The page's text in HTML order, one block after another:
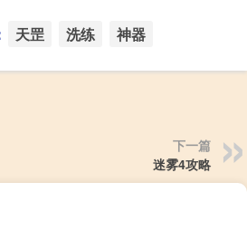
天罡 洗练 神器
下一篇
迷雾4攻略